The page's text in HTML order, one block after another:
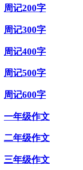
周记200字
周记300字
周记400字
周记500字
周记600字
一年级作文
二年级作文
三年级作文